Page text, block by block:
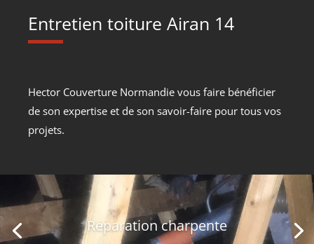
Entretien toiture Airan 14
Hector Couverture Normandie vous faire bénéficier
de son expertise et de son savoir-faire pour tous vos
projets.
Réparation charpente